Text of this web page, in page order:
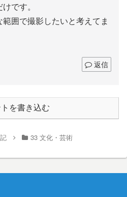
です。
囲で撮影したいと考えてま
返信
を書き込む
33 文化・芸術